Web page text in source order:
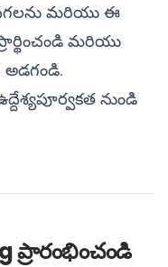
మరియు ఈ
మరియు
అడగండి.
నుండి
ప్రారంభించండి